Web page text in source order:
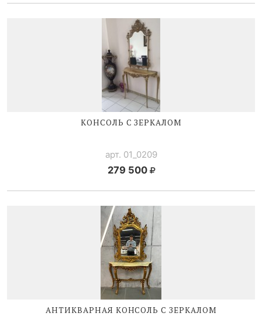
КОНСОЛЬ С ЗЕРКАЛОМ
арт. 01_0209
279 500
АНТИКВАРНАЯ КОНСОЛЬ С ЗЕРКАЛОМ